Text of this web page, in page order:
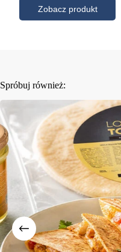
Spróbuj również: